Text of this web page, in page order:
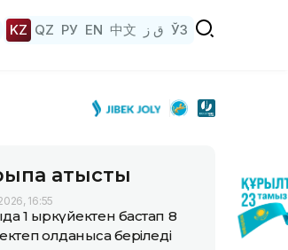
KZ QZ РУ EN 中文 ق ز ЎЗ
қатысты
16:55
1 қыркүйектен бастап 8
қолданысқа беріледі